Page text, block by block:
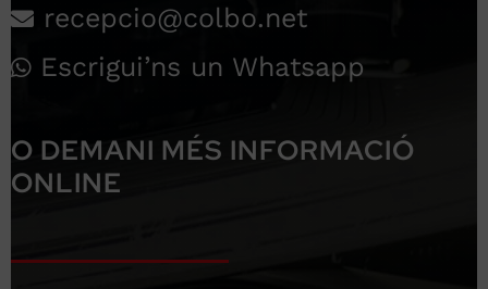
recepcio@colbo.net
Escrigui’ns un Whatsapp
O DEMANI MÉS INFORMACIÓ
ONLINE